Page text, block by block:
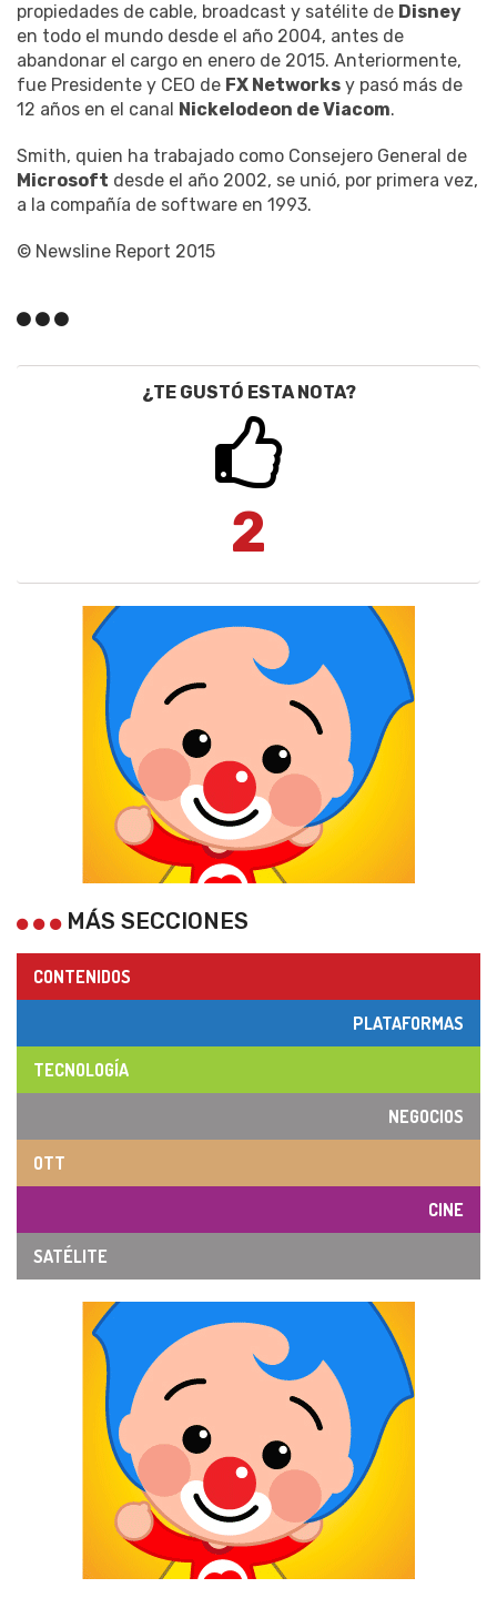
propiedades de cable, broadcast y satélite de Disney
en todo el mundo desde el año 2004, antes de
abandonar el cargo en enero de 2015. Anteriormente,
fue Presidente y CEO de FX Networks y pasó más de
12 años en el canal Nickelodeon de Viacom.
Smith, quien ha trabajado como Consejero General de
Microsoft desde el año 2002, se unió, por primera vez,
a la compañía de software en 1993.
© Newsline Report 2015
¿TE GUSTÓ ESTA NOTA?
2
MÁS SECCIONES
CONTENIDOS
PLATAFORMAS
TECNOLOGÍA
NEGOCIOS
OTT
CINE
SATÉLITE